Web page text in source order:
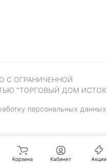
С ОГРАНИЧЕННОЙ
"ТОРГОВЫЙ ДОМ
персональных данных
Корзина Кабинет Акции